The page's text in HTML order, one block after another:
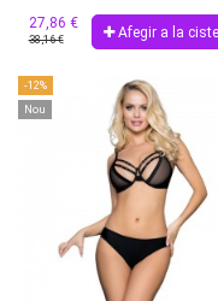
27,86 €
38,16 € Afegir a la
-12%
Nou